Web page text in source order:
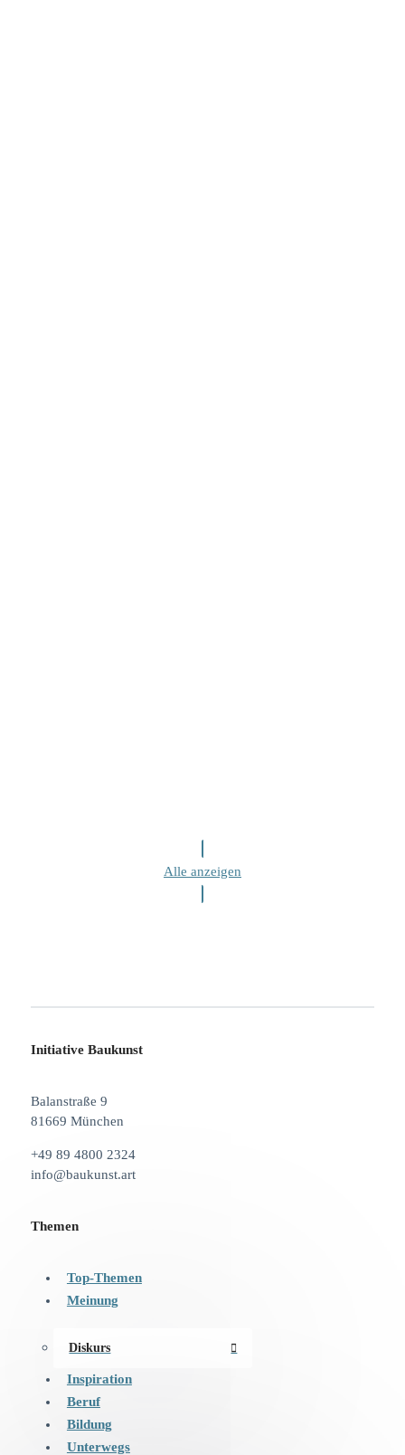
Alle anzeigen
Initiative Baukunst
Balanstraße 9
81669 München
+49 89 4800 2324
info@baukunst.art
Themen
Top-Themen
Meinung
Diskurs
Inspiration
Beruf
Bildung
Unterwegs